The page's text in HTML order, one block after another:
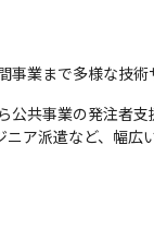
事業まで多様な技術
公共事業の発注者支
ニア派遣など、幅広